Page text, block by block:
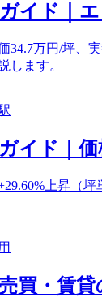
イド｜
34.7万円/坪、
します。
イド｜
上昇（
買・賃